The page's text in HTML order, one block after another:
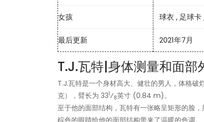
女孩 球衣 , 足球卡
最后更新 2021年7月
T.J.瓦特|身体测量和面部
T.J.瓦特是一个身材高大、健壮的男人，体格
克），臂长为 331⁄8英寸 (0.84 m)。
至于他的面部结构，瓦特有一张略呈矩形的脸